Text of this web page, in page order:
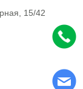
г
а
н
15/42